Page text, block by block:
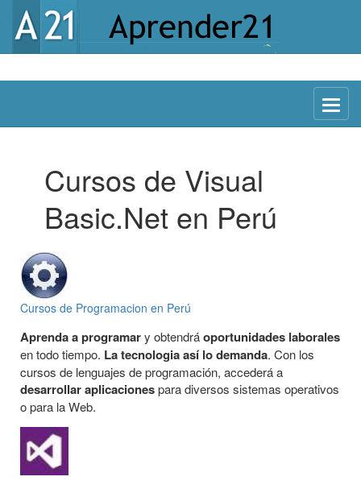
Menu
Cursos de Visual
Basic.Net en Perú
Cursos de Programacion en Perú
Aprenda a programary obtendráoportunidades laborales
en todo tiempo. La tecnologia así lo demanda. Con los
cursos de lenguajes de programación, accederá a
desarrollar aplicacionespara diversos sistemas operativos
o para la Web.